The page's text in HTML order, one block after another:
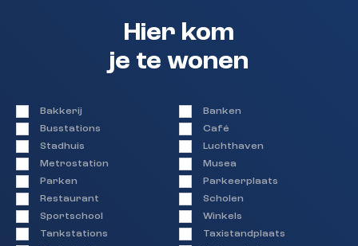
Hier kom
je te wonen
Bakkerij
Banken
Busstations
Café
Stadhuis
Luchthaven
Metrostation
Musea
Parken
Parkeerplaats
Restaurant
Scholen
Sportschool
Winkels
Tankstations
Taxistandplaats